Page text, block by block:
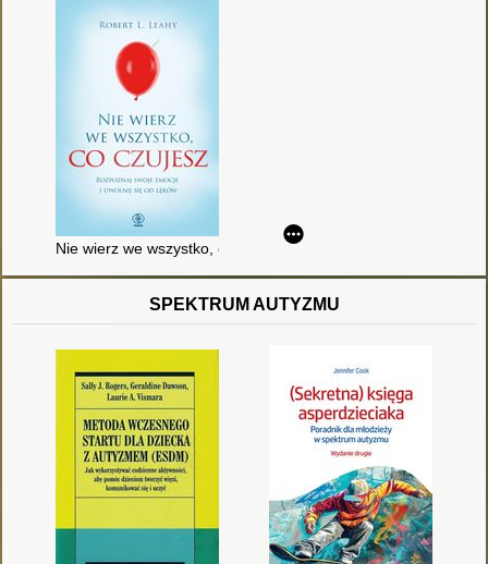
Nie wierz we wszystko, co czujesz
SPEKTRUM AUTYZMU